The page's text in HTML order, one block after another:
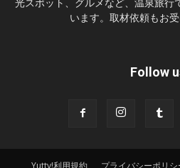
います。取材依頼もお受
Follow
Yutty!利用規約 プライバシーポリシ